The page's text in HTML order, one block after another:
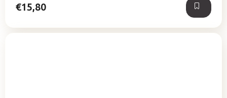
€15,80